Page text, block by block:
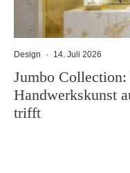
Design · 14. Juli 2026
Jumbo
Handwerkskunst
trifft